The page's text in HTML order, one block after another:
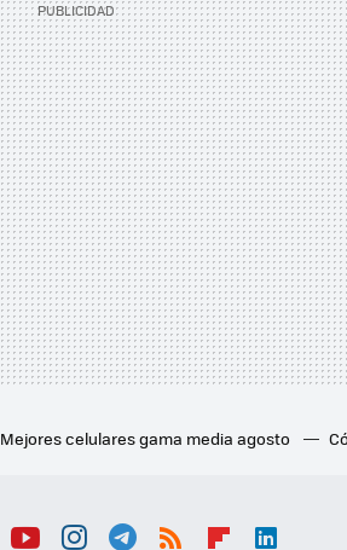
Mejores celulares gama media agosto